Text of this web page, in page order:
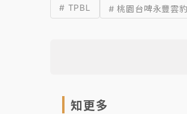
# TPBL # 桃園台啤永豐雲豹
知更多